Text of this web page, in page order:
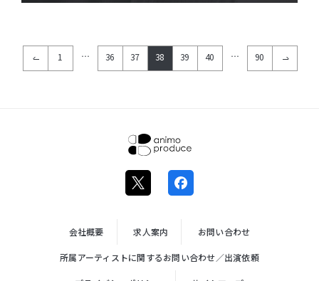
1 … 36 37 38 39 40 … 90
株式会社ア
ニモプロデ
会社概要 求人案内
お問い合わせ
所属アーティストに関するお問い合わせ／出演依頼